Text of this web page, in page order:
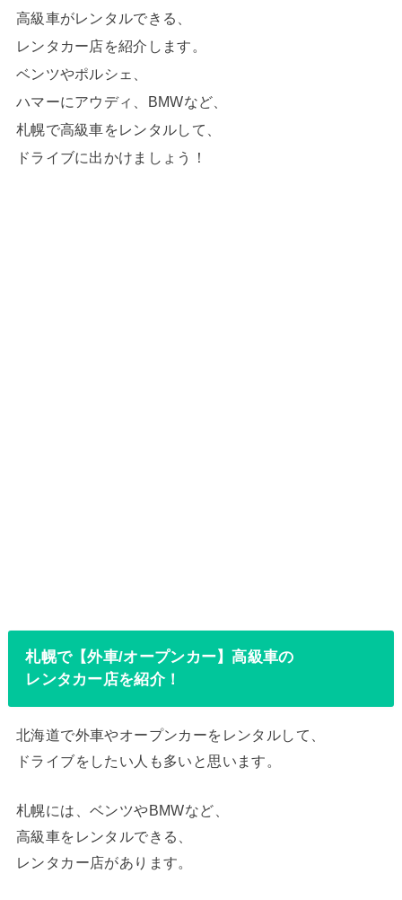
高級車がレンタルできる、
レンタカー店を紹介します。
ベンツやポルシェ、
ハマーにアウディ、BMWなど、
札幌で高級車をレンタルして、
ドライブに出かけましょう！
札幌で【外車/オープンカー】高級車の
レンタカー店を紹介！
北海道で外車やオープンカーをレンタルして、
ドライブをしたい人も多いと思います。
札幌には、ベンツやBMWなど、
高級車をレンタルできる、
レンタカー店があります。